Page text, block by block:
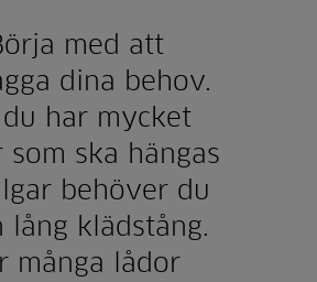
med att
dina behov.
du har mycket
som ska hängas
behöver du
lång klädstång.
många lådor